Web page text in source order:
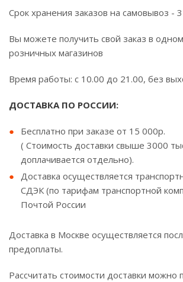
Срок хранения заказов на самовывоз -
Вы можете получить свой заказ в
розничных магазинов
Время работы: с 10.00 до 21.00, без
ДОСТАВКА ПО РОССИИ:
Бесплатно при заказе от 15 000р.
( Стоимость доставки свыше 3000
доплачивается отдельно).
Доставка осуществляется
СДЭК (по тарифам транспортной
Почтой России
Доставка в Москве осуществляется
предоплаты.
Рассчитать стоимости доставки